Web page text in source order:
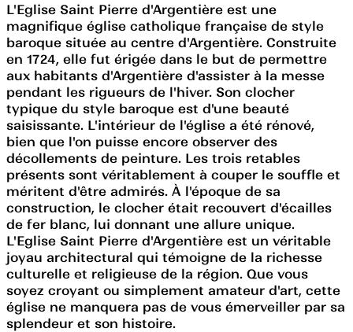
L'Eglise Saint Pierre d'Argentière est une
magnifique église catholique française de style
baroque située au centre d'Argentière. Construite
en 1724, elle fut érigée dans le but de permettre
aux habitants d'Argentière d'assister à la messe
pendant les rigueurs de l'hiver. Son clocher
typique du style baroque est d'une beauté
saisissante. L'intérieur de l'église a été rénové,
bien que l'on puisse encore observer des
décollements de peinture. Les trois retables
présents sont véritablement à couper le souffle et
méritent d'être admirés. À l'époque de sa
construction, le clocher était recouvert d'écailles
de fer blanc, lui donnant une allure unique.
L'Eglise Saint Pierre d'Argentière est un véritable
joyau architectural qui témoigne de la richesse
culturelle et religieuse de la région. Que vous
soyez croyant ou simplement amateur d'art, cette
église ne manquera pas de vous émerveiller par sa
splendeur et son histoire.